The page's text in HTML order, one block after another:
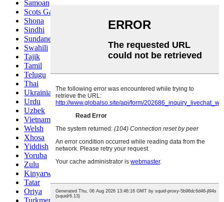
Samoan
Scots Gaelic
Shona
Sindhi
Sundanese
Swahili
Tajik
Tamil
Telugu
Thai
Ukrainian
Urdu
Uzbek
Vietnamese
Welsh
Xhosa
Yiddish
Yoruba
Zulu
Kinyarwanda
Tatar
Oriya